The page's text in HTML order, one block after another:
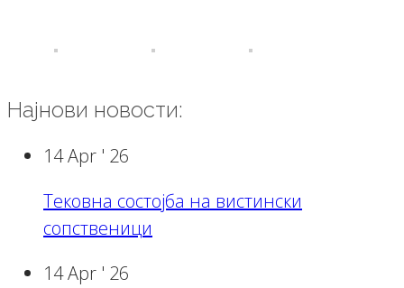
Најнови новости:
14 Apr ' 26
Тековна состојба на вистински
сопственици
14 Apr ' 26